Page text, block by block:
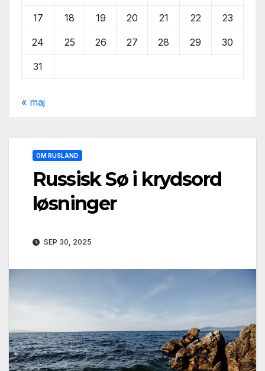
17 18 19 20 21 22 23
24 25 26 27 28 29 30
31
« maj
OM RUSLAND
Russisk Sø i krydsord
løsninger
SEP 30, 2025